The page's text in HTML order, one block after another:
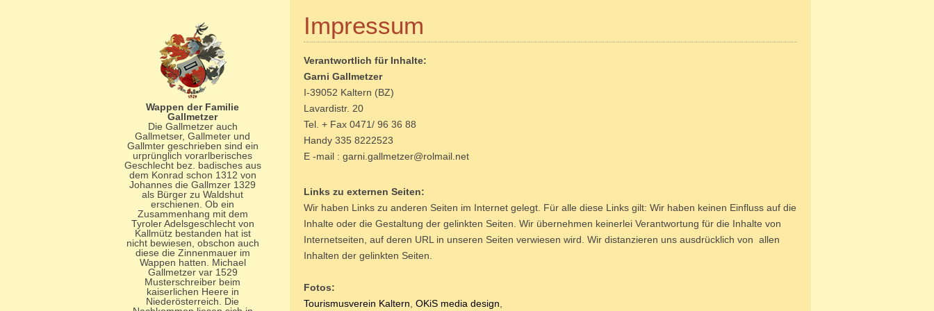
Wappen der Familie
Gallmetzer
Die Gallmetzer auch
Gallmetser, Gallmeter und
Gallmter geschrieben sind ein
urprünglich vorarlberisches
Geschlecht bez. badisches aus
dem Konrad schon 1312 von
Johannes die Gallmzer 1329
als Bürger zu Waldshut
erschienen. Ob ein
Zusammenhang mit dem
Tyroler Adelsgeschlecht von
Kallmütz bestanden hat ist
nicht bewiesen, obschon auch
diese die Zinnenmauer im
Wappen hatten. Michael
Gallmetzer var 1529
Musterschreiber beim
kaiserlichen Heere in
Niederösterreich. Die
Impressum
Verantwortlich für Inhalte:
Garni Gallmetzer
I-39052 Kaltern (BZ)
Lavardistr. 20
Tel. + Fax 0471/ 96 36 88
Handy 335 8222523
E -mail : garni.gallmetzer@rolmail.net
Links zu externen Seiten:
Wir haben Links zu anderen Seiten im Internet gelegt. Für alle diese Links gilt: Wir haben keinen Einfluss auf die
Inhalte oder die Gestaltung der gelinkten Seiten. Wir übernehmen keinerlei Verantwortung für die Inhalte von
Internetseiten, auf deren URL in unseren Seiten verwiesen wird. Wir distanzieren uns ausdrücklich von allen
Inhalten der gelinkten Seiten.
Fotos:
Tourismusverein Kaltern OKiS media design